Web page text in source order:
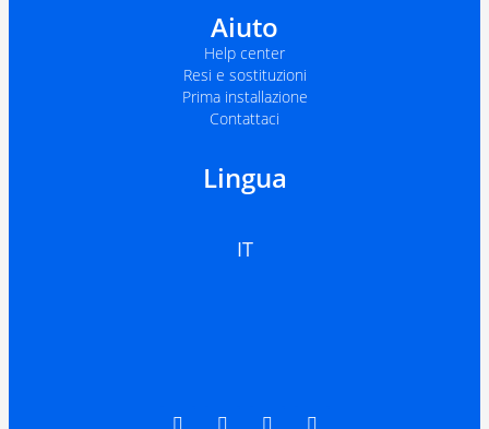
Aiuto
Help center
Resi e sostituzioni
Prima installazione
Contattaci
Lingua
IT
F T I L